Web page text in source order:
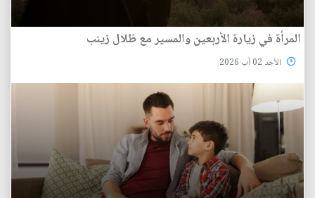
المرأة في زيارة الأربعين والمسير مع ظلال زينب
الأحد 02 آب 2026